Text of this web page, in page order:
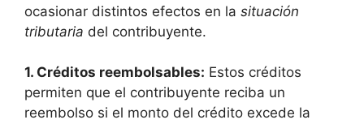
ocasionar ⁤distintos ⁤efectos en la situación
tributaria del contribuyente.
1. Créditos reembolsables: Estos créditos
permiten que el⁤ contribuyente ⁤reciba un
reembolso si el monto del crédito excede ‍la